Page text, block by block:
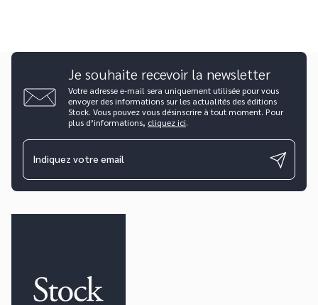
Je souhaite recevoir la newsletter
Votre adresse e-mail sera uniquement utilisée pour vous
envoyer des informations sur les actualités des éditions
Stock. Vous pouvez vous désinscrire à tout moment. Pour
plus d’informations, cliquez ici.
Indiquez votre email